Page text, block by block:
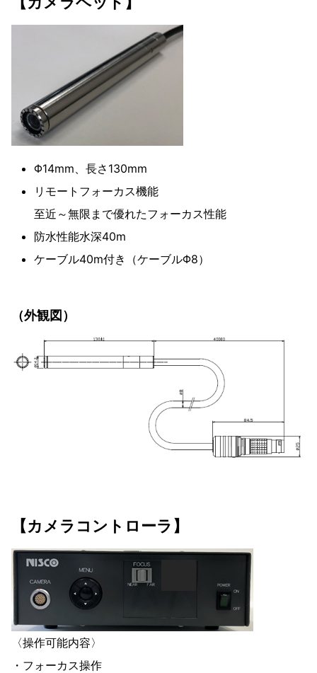
Φ14mm、長さ130mm
リモートフォーカス機能
至近～無限まで優れたフォーカス性能
防水性能水深40m
ケーブル40m付き（ケーブルΦ8）
（外観図）
【カメラコントローラ】
〈操作可能内容〉
・フォーカス操作